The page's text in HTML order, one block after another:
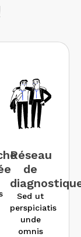
Réseau
de
Sed ut
perspiciatis
unde
omnis